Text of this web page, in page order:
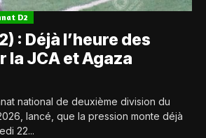
D2
: Déjà l’heure des
la JCA et Agaza
national de deuxième division du
lancé, que la pression monte déjà
22...